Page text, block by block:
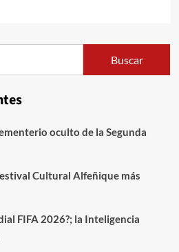
oculto de la Segunda
Cultural Alfeñique más
FIFA 2026?; la Inteligencia